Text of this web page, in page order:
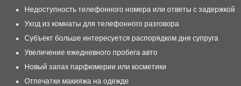
Недоступность телефонного номера или ответы с задержкой
Уход из комнаты для телефонного разговора
Субъект больше интересуется распорядком дня супруга
Увеличение ежедневного пробега авто
Новый запах парфюмерии или косметики
Отпечатки макияжа на одежде